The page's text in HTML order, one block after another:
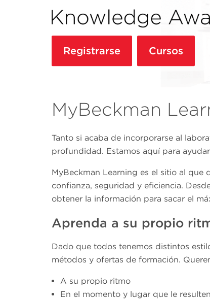
Registrarse Cursos
MyBeckman
Tanto si acaba de incorporarse al
profundidad. Estamos aquí para
MyBeckman Learning es el sitio al
confianza, seguridad y eficiencia.
obtener la información para sacar el
Aprenda a su propio
Dado que todos tenemos distintos
métodos y ofertas de formación.
A su propio ritmo
En el momento y lugar que le